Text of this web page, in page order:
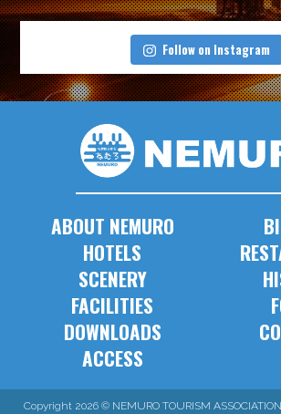
Follow on Instagram
ABOUT NEMURO
HOTELS
SCENERY
FACILITIES
DOWNLOADS
ACCESS
Copyright 2026 © NEMURO TOURISM